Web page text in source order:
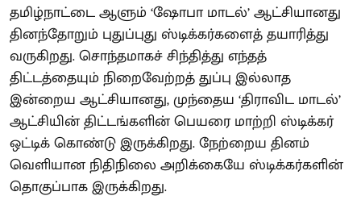
தமிழ்நாட்டை ஆளும் ‘ஷோபா மாடல்’ ஆட்சியானது
தினந்தோறும் புதுப்புது ஸ்டிக்கர்களைத் தயாரித்து
வருகிறது. சொந்தமாகச் சிந்தித்து எந்தத்
திட்டத்தையும் நிறைவேற்றத் துப்பு இல்லாத
இன்றைய ஆட்சியானது, முந்தைய ‘திராவிட மாடல்’
ஆட்சியின் திட்டங்களின் பெயரை மாற்றி ஸ்டிக்கர்
ஒட்டிக் கொண்டு இருக்கிறது. நேற்றைய தினம்
வெளியான நிதிநிலை அறிக்கையே ஸ்டிக்கர்களின்
தொகுப்பாக இருக்கிறது.